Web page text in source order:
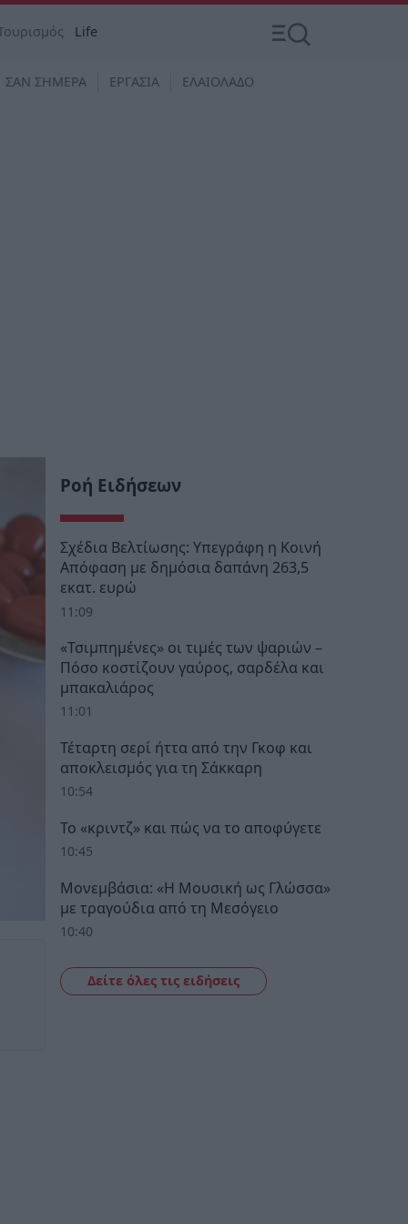
Life
ΣΑΝ ΣΗΜΕΡΑ ΕΡΓΑΣΙΑ ΕΛΑΙΟΛΑΔΟ
Ροή Ειδήσεων
Σχέδια Βελτίωσης: Υπεγράφη η Κοινή
Απόφαση με δημόσια δαπάνη 263,5
εκατ. ευρώ
11:09
«Τσιμπημένες» οι τιμές των ψαριών –
Πόσο κοστίζουν γαύρος, σαρδέλα και
μπακαλιάρος
11:01
Τέταρτη σερί ήττα από την Γκοφ και
αποκλεισμός για τη Σάκκαρη
10:54
Το «κριντζ» και πώς να το αποφύγετε
10:45
Μονεμβάσια: «Η Μουσική ως Γλώσσα»
με τραγούδια από τη Μεσόγειο
10:40
Δείτε όλες τις ειδήσεις